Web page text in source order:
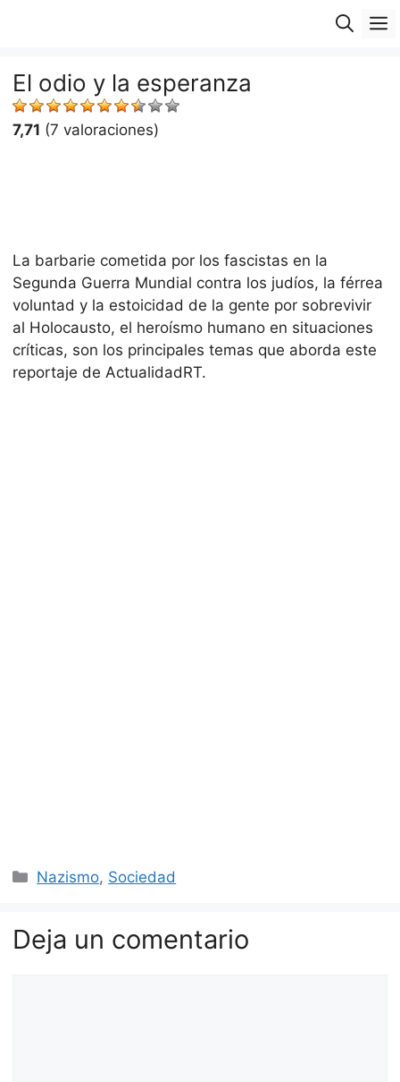
El odio y la esperanza
7,71 (7 valoraciones)
La barbarie cometida por los fascistas en la
Segunda Guerra Mundial contra los judíos, la férrea
voluntad y la estoicidad de la gente por sobrevivir
al Holocausto, el heroísmo humano en situaciones
críticas, son los principales temas que aborda este
reportaje de ActualidadRT.
Categorías
Nazismo, Sociedad
Deja un comentario